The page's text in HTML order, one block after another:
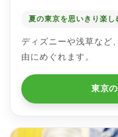
夏の東京を思いきり楽し
ディズニーや浅草など
由にめぐれます。
東京